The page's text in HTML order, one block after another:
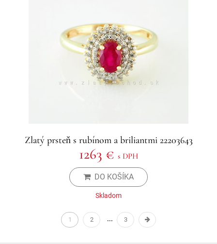
Zlatý prsteň s rubínom a briliantmi 22203643
1263 € s DPH
DO KOŠÍKA
Skladom
1 2 3